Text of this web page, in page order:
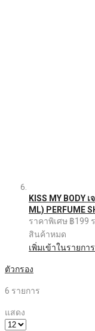
KISS MY BODY
ML) PERFUME
ราคาพิเศษ ฿199
สินค้าหมด
เพิ่มเข้าในรายกา
ตัวกรอง
6 รายการ
แสดง